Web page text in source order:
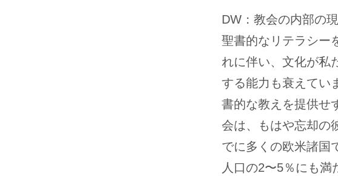
DW：教会の内部の
聖書的なリテラシー
れに伴い、文化が私
する能力も衰えてい
書的な教えを提供せ
会は、もはや忘却の
でに多くの欧米諸国
人口の2〜5％にも